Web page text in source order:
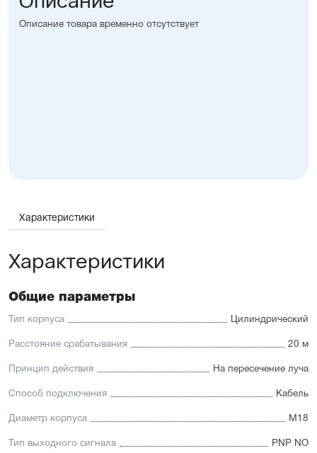
Описание товара временно отсутствует
Характеристики
Характеристики
Общие параметры
Тип корпуса Цилиндрический
Расстояние срабатывания 20 м
Принцип действия На пересечение луча
Способ подключения Кабель
Диаметр корпуса М18
Тип выходного сигнала PNP NO